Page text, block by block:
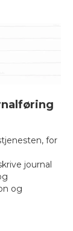
for
journal
og